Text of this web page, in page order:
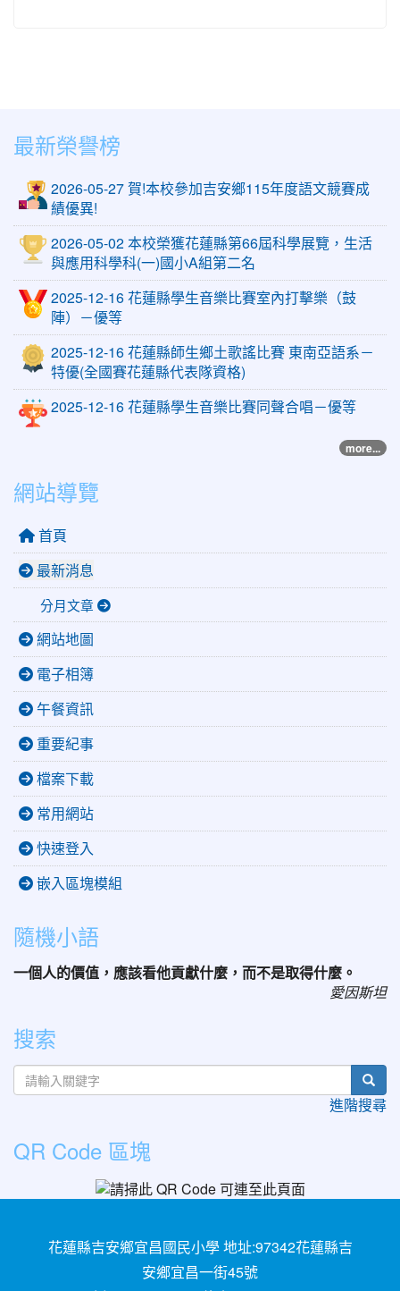
最新榮譽榜
2026-05-27 賀!本校參加吉安鄉115年度語文競賽成
績優異!
2026-05-02 本校榮獲花蓮縣第66屆科學展覽，生活
與應用科學科(一)國小A組第二名
2025-12-16 花蓮縣學生音樂比賽室內打擊樂（鼓
陣）－優等
2025-12-16 花蓮縣師生鄉土歌謠比賽 東南亞語系－
特優(全國賽花蓮縣代表隊資格)
2025-12-16 花蓮縣學生音樂比賽同聲合唱－優等
more...
網站導覽
首頁
最新消息
分月文章
網站地圖
電子相簿
午餐資訊
重要紀事
檔案下載
常用網站
快速登入
嵌入區塊模組
隨機小語
一個人的價值，應該看他貢獻什麼，而不是取得什麼。
愛因斯坦
搜索
進階搜尋
QR Code 區塊
花蓮縣吉安鄉宜昌國民小學 地址:97342花蓮縣吉
安鄉宜昌一街45號